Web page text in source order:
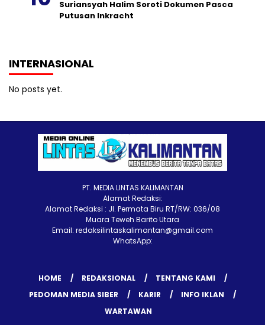
Suriansyah Halim Soroti Dokumen Pasca
Putusan Inkracht
INTERNASIONAL
No posts yet.
PT. MEDIA LINTAS KALIMANTAN
Alamat Redaksi:
Alamat Redaksi : Jl. Permata Biru RT/RW: 036/08
Muara Teweh Barito Utara
Email: redaksilintaskalimantan@gmail.com
WhatsApp:
HOME REDAKSIONAL
TENTANG KAMI
PEDOMAN MEDIA SIBER
KARIR
INFO IKLAN
WARTAWAN